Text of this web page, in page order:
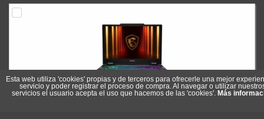
Esta web utiliza 'cookies' propias y de terceros para ofrecerle una mejor
servicio y poder registrar el proceso de compra. Al navegar o utilizar
servicios el usuario acepta el uso que hacemos de las 'cookies'. Más